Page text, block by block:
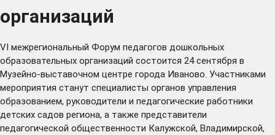
организаций
VI межрегиональный Форум педагогов дошкольных
образовательных организаций состоится 24 сентября в
Музейно-выставочном центре города Иваново. Участниками
мероприятия станут специалисты органов управления
образованием, руководители и педагогические работники
детских садов региона, а также представители
педагогической общественности Калужской, Владимирской,